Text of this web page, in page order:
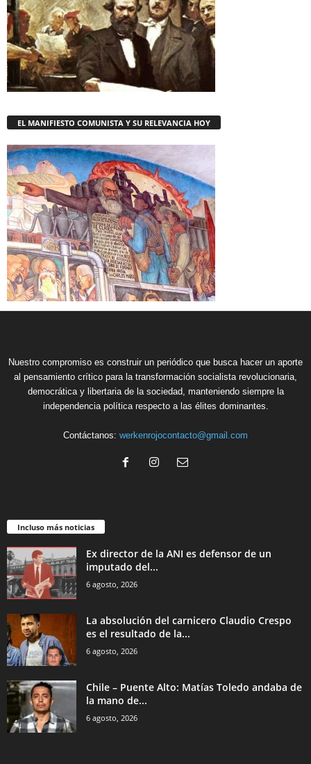
EL MANIFIESTO COMUNISTA Y SU RELEVANCIA HOY
Nuestro compromiso es construir un periódico que busca hacer un aporte
al pensamiento crítico para la transformación socialista revolucionaria,
democrática y libertaria de la sociedad, manteniendo siempre la
independencia política respecto a las élites dominantes.
Contáctanos: werkenrojocontacto@gmail.com
Incluso más noticias
Ex director de la ANI es defensor de un
imputado del...
6 agosto, 2026
La absolución del carnicero Claudio Crespo
es el resultado de la...
6 agosto, 2026
Chile – Puente Alto: Matías Toledo andaba de
la mano de...
6 agosto, 2026